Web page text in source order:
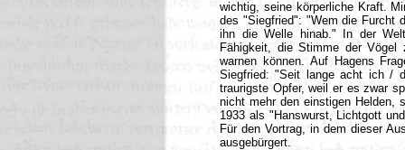
wichtig, seine körperliche Kraft.
des "Siegfried": "Wem die Furcht
ihn die Welle hinab." In der
Fähigkeit, die Stimme der Vögel
warnen können. Auf Hagens
Siegfried: "Seit lange acht ich /
traurigste Opfer, weil er es zwar
nicht mehr den einstigen Helden,
1933 als "Hanswurst, Lichtgott
Für den Vortrag, in dem dieser
ausgebürgert.